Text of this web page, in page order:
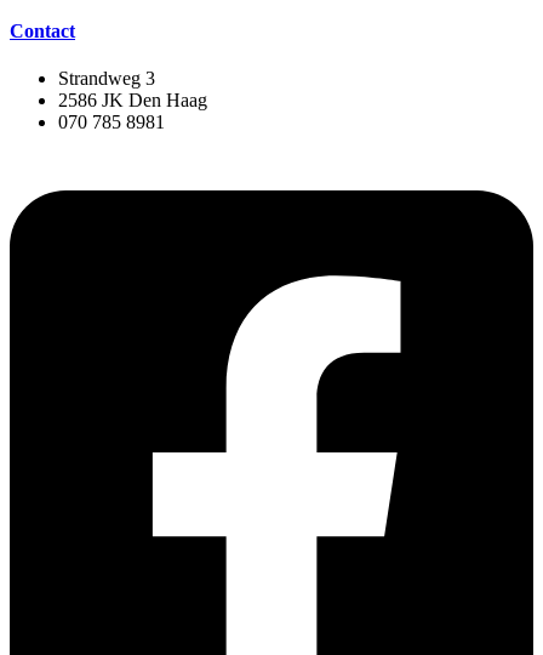
Contact
Strandweg 3
2586 JK Den Haag
070 785 8981